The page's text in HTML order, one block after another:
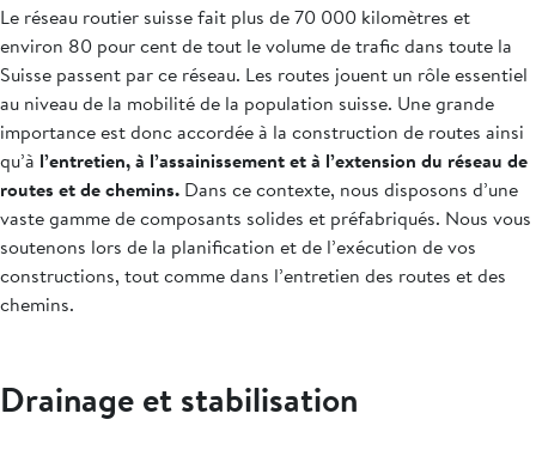
Le réseau routier suisse fait plus de 70 000 kilomètres et
environ 80 pour cent de tout le volume de trafic dans toute la
Suisse passent par ce réseau. Les routes jouent un rôle essentiel
au niveau de la mobilité de la population suisse. Une grande
importance est donc accordée à la construction de routes ainsi
qu’à l’entretien, à l’assainissement et à l’extension du réseau de
routes et de chemins. Dans ce contexte, nous disposons d’une
vaste gamme de composants solides et préfabriqués. Nous vous
soutenons lors de la planification et de l’exécution de vos
constructions, tout comme dans l’entretien des routes et des
chemins.
Drainage et stabilisation